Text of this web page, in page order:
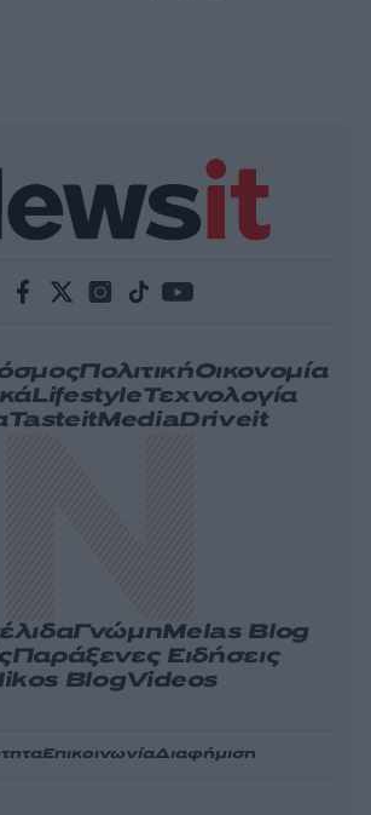
ΠολιτικήΟικονομία
LifestyleΤεχνολογία
TasteitMediaDriveit
ΓνώμηMelas Blog
Παράξενες Ειδήσεις
BlogVideos
ΕπικοινωνίαΔιαφήμιση